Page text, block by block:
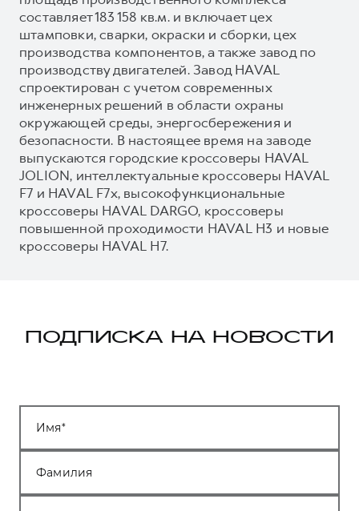
составляет 183 158 кв.м. и включает цех
штамповки, сварки, окраски и сборки, цех
производства компонентов, а также завод по
производству двигателей. Завод HAVAL
спроектирован с учетом современных
инженерных решений в области охраны
окружающей среды, энергосбережения и
безопасности. В настоящее время на заводе
выпускаются городские кроссоверы HAVAL
JOLION, интеллектуальные кроссоверы HAVAL
F7 и HAVAL F7x, высокофункциональные
кроссоверы HAVAL DARGO, кроссоверы
повышенной проходимости HAVAL H3 и новые
кроссоверы HAVAL H7.
ПОДПИСКА НА НОВОСТИ
Имя
Фамилия